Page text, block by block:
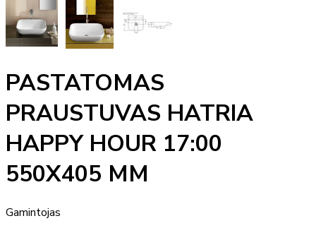
PASTATOMAS
PRAUSTUVAS HATRIA
HAPPY HOUR 17:00
550X405 MM
Gamintojas